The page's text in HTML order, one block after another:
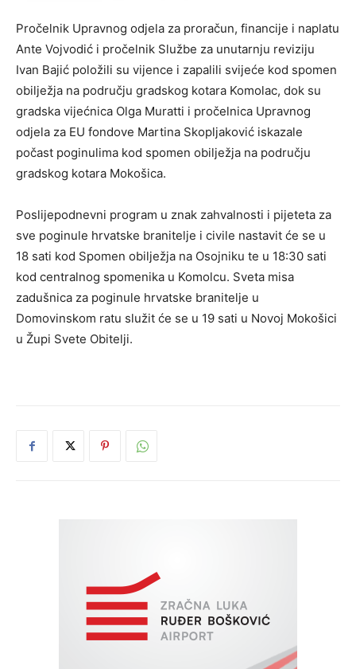
Pročelnik Upravnog odjela za proračun, financije i naplatu
Ante Vojvodić i pročelnik Službe za unutarnju reviziju
Ivan Bajić položili su vijence i zapalili svijeće kod spomen
obilježja na području gradskog kotara Komolac, dok su
gradska vijećnica Olga Muratti i pročelnica Upravnog
odjela za EU fondove Martina Skopljaković iskazale
počast poginulima kod spomen obilježja na području
gradskog kotara Mokošica.
Poslijepodnevni program u znak zahvalnosti i pijeteta za
sve poginule hrvatske branitelje i civile nastavit će se u
18 sati kod Spomen obilježja na Osojniku te u 18:30 sati
kod centralnog spomenika u Komolcu. Sveta misa
zadušnica za poginule hrvatske branitelje u
Domovinskom ratu služit će se u 19 sati u Novoj Mokošici
u Župi Svete Obitelji.